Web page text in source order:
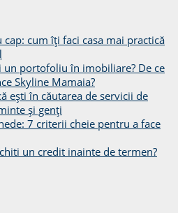
cum îți faci casa mai practică
un portofoliu în imobiliare? De ce
Skyline Mamaia?
ești în căutarea de servicii de
și genți
7 criterii cheie pentru a face
un credit inainte de termen?